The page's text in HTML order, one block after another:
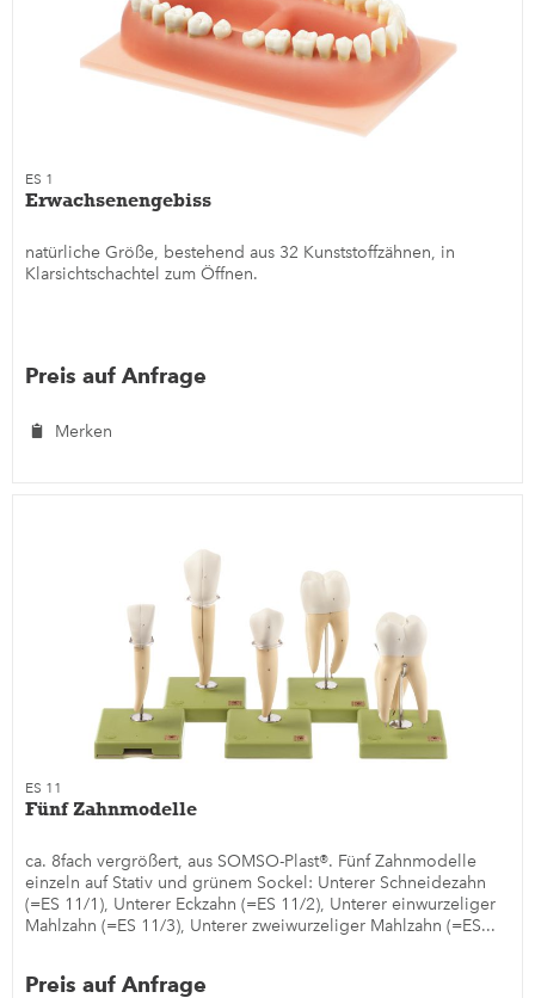
ES 1
Erwachsenengebiss
natürliche Größe, bestehend aus 32 Kunststoffzähnen, in
Klarsichtschachtel zum Öffnen.
Preis auf Anfrage
Merken
ES 11
Fünf Zahnmodelle
ca. 8fach vergrößert, aus SOMSO-Plast®. Fünf Zahnmodelle
einzeln auf Stativ und grünem Sockel: Unterer Schneidezahn
(=ES 11/1), Unterer Eckzahn (=ES 11/2), Unterer einwurzeliger
Mahlzahn (=ES 11/3), Unterer zweiwurzeliger Mahlzahn (=ES...
Preis auf Anfrage